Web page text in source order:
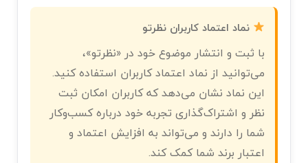
نماد اعتماد کاربران نظرتو
با ثبت و انتشار موضوع خود در «نظرتو»،
می‌توانید از نماد اعتماد کاربران استفاده کنید.
این نماد نشان می‌دهد که کاربران امکان ثبت
نظر و اشتراک‌گذاری تجربه خود درباره کسب‌وکار
شما را دارند و می‌تواند به افزایش اعتماد و
اعتبار برند شما کمک کند.